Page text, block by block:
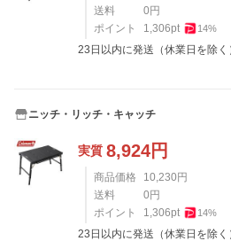
送料
0 円
ポイント
1,306pt 14%
23日以内に発送（休業日を除く
ニッチ・リッチ・キャッチ
実質 8,924円
商品価格 10,230 円
送料
0 円
ポイント
1,306pt 14%
23日以内に発送（休業日を除く